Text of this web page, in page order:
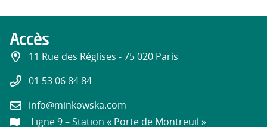
Accès
11 Rue des Réglises - 75 020 Paris
01 53 06 84 84
info@minkowska.com
Ligne 9 – Station « Porte de Montreuil »